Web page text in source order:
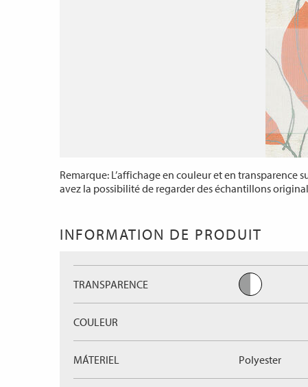
Remarque: L’affichage en couleur et en transparence
avez la possibilité de regarder des échantillons
INFORMATION DE PRODUIT
TRANSPARENCE
COULEUR
MÁTERIEL Polyester